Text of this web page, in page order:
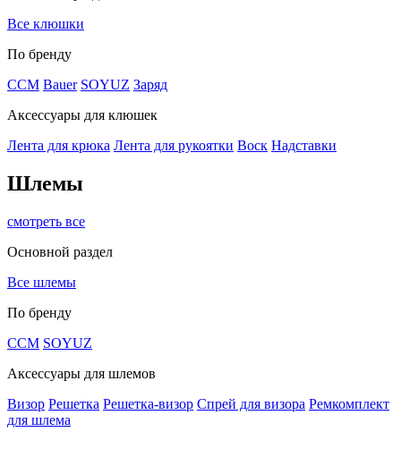
Все клюшки
По бренду
CCM Bauer SOYUZ Заряд
Аксессуары для клюшек
Лента для крюка Лента для рукоятки Воск Надставки
Шлемы
смотреть все
Основной раздел
Все шлемы
По бренду
CCM SOYUZ
Аксессуары для шлемов
Визор Решетка Решетка-визор Спрей для визора Ремкомплект
для шлема